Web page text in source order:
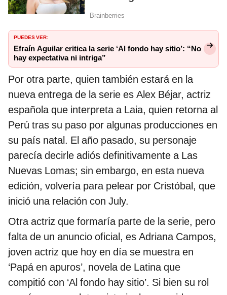
PUEDES VER:
Efraín Aguilar critica la serie ‘Al fondo hay sitio’: “No
hay expectativa ni intriga”
Por otra parte, quien también estará en la
nueva entrega de la serie es Alex Béjar, actriz
española que interpreta a Laia, quien retorna al
Perú tras su paso por algunas producciones en
su país natal. El año pasado, su personaje
parecía decirle adiós definitivamente a Las
Nuevas Lomas; sin embargo, en esta nueva
edición, volvería para pelear por Cristóbal, que
inició una relación con July.
Otra actriz que formaría parte de la serie, pero
falta de un anuncio oficial, es Adriana Campos,
joven actriz que hoy en día se muestra en
‘Papá en apuros’, novela de Latina que
compitió con ‘Al fondo hay sitio’. Si bien su rol